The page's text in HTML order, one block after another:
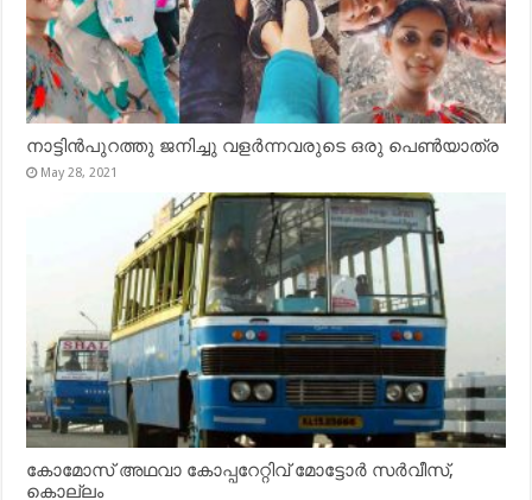
നാട്ടിൻപുറത്തു ജനിച്ചു വളർന്നവരുടെ ഒരു പെൺയാത്ര
May 28, 2021
കോമോസ് അഥവാ കോപ്പറേറ്റിവ് മോട്ടോര്‍ സര്‍വീസ്,
കൊല്ലം